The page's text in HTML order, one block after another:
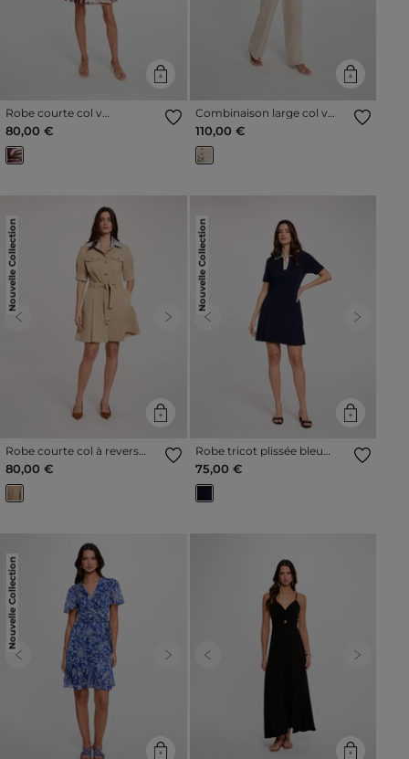
Robe courte col v
multicolore femme
80,00 €
Combinaison large col v
beige femme
110,00 €
Nouvelle Collection
Previous Next
Robe courte col à revers
beige femme
80,00 €
Nouvelle Collection
Previous Next
Robe tricot plissée bleu
marine femme
75,00 €
Nouvelle Collection
Previous Next Previous Next